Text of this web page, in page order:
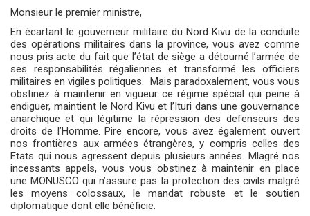
Monsieur le premier ministre,
En écartant le gouverneur militaire du Nord Kivu de la conduite
des opérations militaires dans la province, vous avez comme
nous pris acte du fait que l’état de siège a détourné l’armée de
ses responsabilités régaliennes et transformé les officiers
militaires en vigiles politiques. Mais paradoxalement, vous vous
obstinez à maintenir en vigueur ce régime spécial qui peine à
endiguer, maintient le Nord Kivu et l’Ituri dans une gouvernance
anarchique et qui légitime la répression des defenseurs des
droits de l’Homme. Pire encore, vous avez également ouvert
nos frontières aux armées étrangères, y compris celles des
Etats qui nous agressent depuis plusieurs années. Mlagré nos
incessants appels, vous vous obstinez à maintenir en place
une MONUSCO qui n’assure pas la protection des civils malgré
les moyens colossaux, le mandat robuste et le soutien
diplomatique dont elle bénéficie.